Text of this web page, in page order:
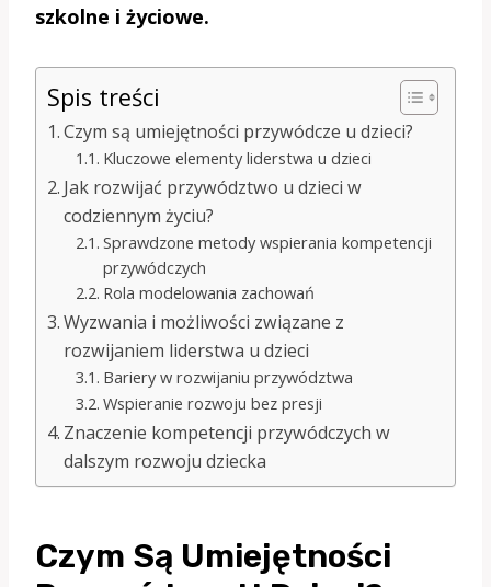
szkolne i życiowe.
Spis treści
Czym są umiejętności przywódcze u dzieci?
Kluczowe elementy liderstwa u dzieci
Jak rozwijać przywództwo u dzieci w
codziennym życiu?
Sprawdzone metody wspierania kompetencji
przywódczych
Rola modelowania zachowań
Wyzwania i możliwości związane z
rozwijaniem liderstwa u dzieci
Bariery w rozwijaniu przywództwa
Wspieranie rozwoju bez presji
Znaczenie kompetencji przywódczych w
dalszym rozwoju dziecka
Czym Są Umiejętności